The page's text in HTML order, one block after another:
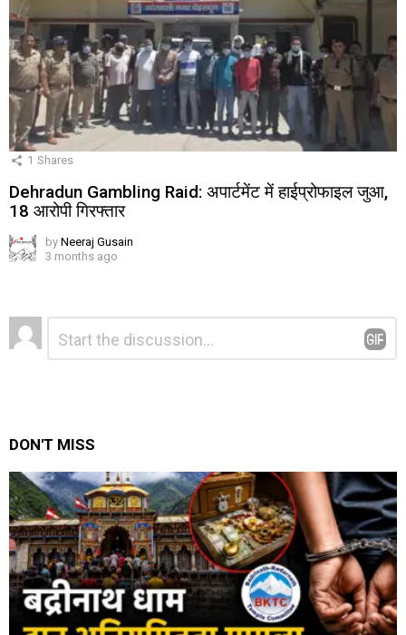
1 Shares
Dehradun Gambling Raid: अपार्टमेंट में हाईप्रोफाइल जुआ,
18 आरोपी गिरफ्तार
by Neeraj Gusain
3 months ago
Leave
a
Reply
DON'T MISS